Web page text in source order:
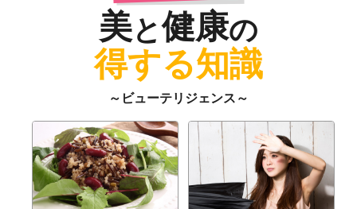
美と健康の
得する知識
～ビューテリジェンス～